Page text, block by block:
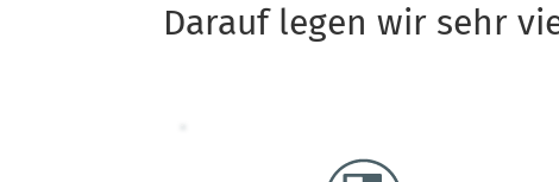
Darauf legen wir sehr